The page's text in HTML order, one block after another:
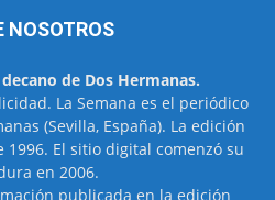
NOSOTROS
de Dos Hermanas.
La Semana es el periódico
(Sevilla, España). La edición
El sitio digital comenzó su
en 2006.
publicada en la edición